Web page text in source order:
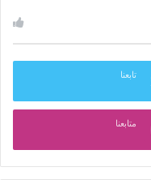
تابعنا
متابعنا